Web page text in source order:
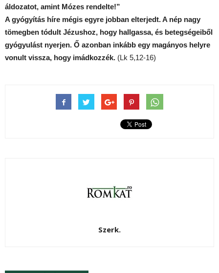
áldozatot, amint Mózes rendelte!”
A gyógyítás híre mégis egyre jobban elterjedt. A nép nagy
tömegben tódult Jézushoz, hogy hallgassa, és betegségeiből
gyógyulást nyerjen. Ő azonban inkább egy magányos helyre
vonult vissza, hogy imádkozzék. (Lk 5,12-16)
Szerk.